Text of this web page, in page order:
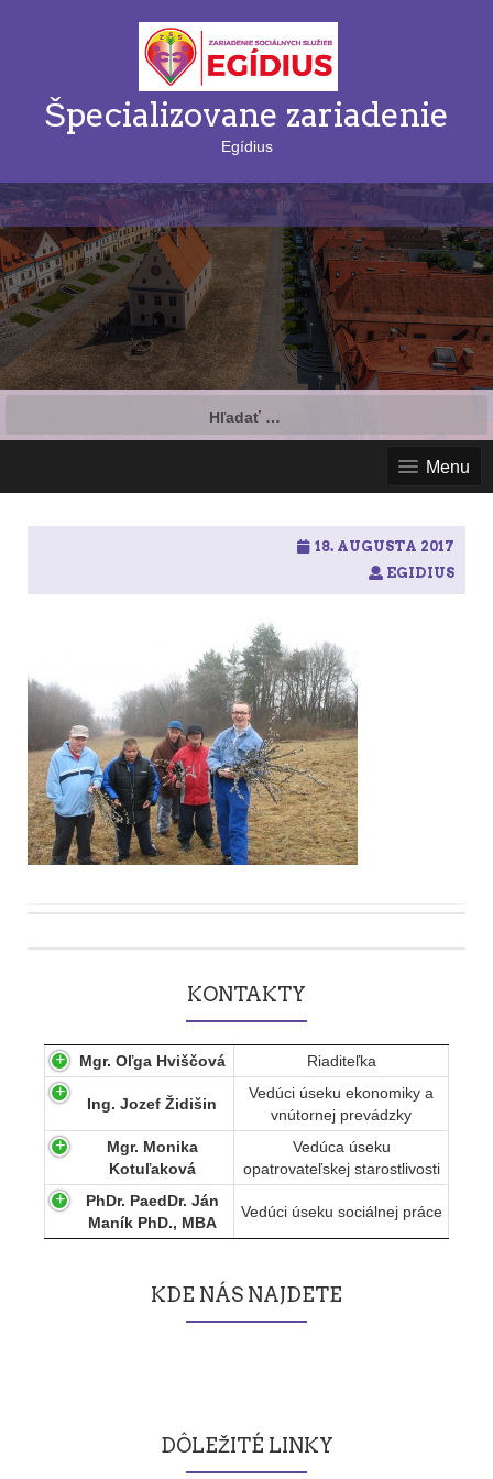
Špecializovane zariadenie
Egídius
Menu
18. AUGUSTA 2017
EGIDIUS
navigation
KONTAKTY
Mgr. Oľga Hviščová Riaditeľka
Ing. Jozef Židišin
Vedúci úseku ekonomiky a
vnútornej prevádzky
Mgr. Monika
Kotuľaková
Vedúca úseku
opatrovateľskej starostlivosti
PhDr. PaedDr. Ján
Maník PhD., MBA
Vedúci úseku sociálnej práce
KDE NÁS NAJDETE
DÔLEŽITÉ LINKY